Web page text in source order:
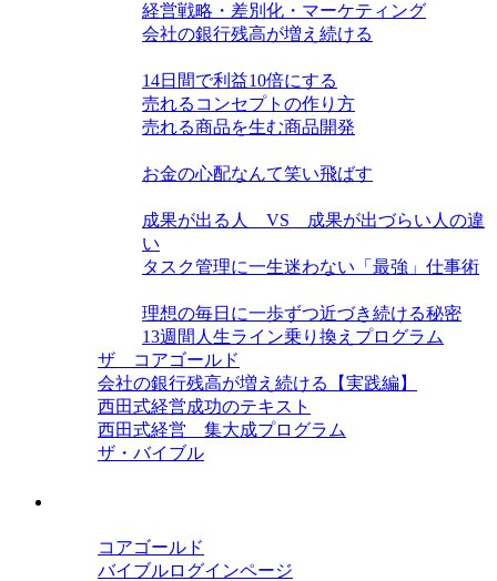
経営戦略・差別化・マーケティング
会社の銀行残高が増え続ける
14日間で利益10倍にする
売れるコンセプトの作り方
売れる商品を生む商品開発
お金の心配なんて笑い飛ばす
成果が出る人 VS 成果が出づらい人の違
い
タスク管理に一生迷わない「最強」仕事術
理想の毎日に一歩ずつ近づき続ける秘密
13週間人生ライン乗り換えプログラム
ザ コアゴールド
会社の銀行残高が増え続ける【実践編】
西田式経営成功のテキスト
西田式経営 集大成プログラム
ザ・バイブル
コアゴールド
バイブルログインページ